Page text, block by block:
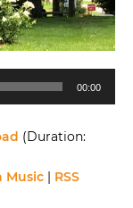
00:00
(Duration:
Music | RSS